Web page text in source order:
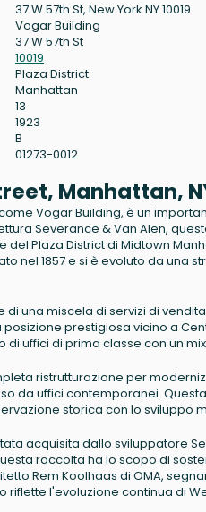
37 W 57th St, New York NY 10019
Vogar Building
37 W 57th St
10019
Plaza District
Manhattan
13
1923
B
01273-0012
Manhattan,
Vogar Building, è un
Severance & Van Alen,
Plaza District di Midtown
nel 1857 e si è evoluto da una
una miscela di servizi di
prestigiosa vicino a
di uffici di prima classe con un
ristrutturazione per
da uffici contemporanei.
storica con lo sviluppo
acquisita dallo sviluppatore
raccolta ha lo scopo di
Rem Koolhaas di OMA,
riflette l'evoluzione continua di